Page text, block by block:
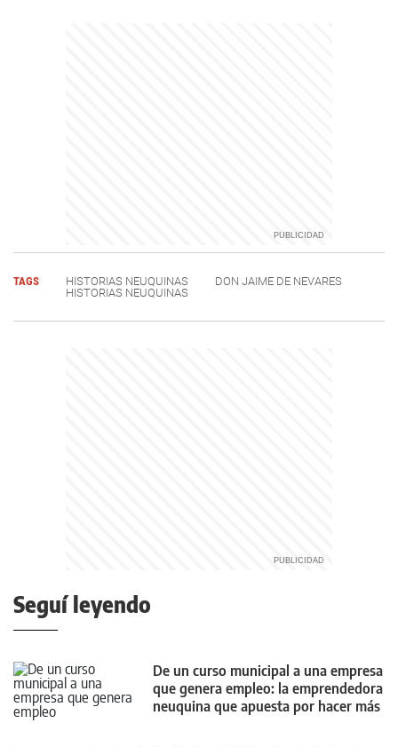
TAGS HISTORIAS NEUQUINAS
DON JAIME DE NEVARES
HISTORIAS NEUQUINAS
Seguí leyendo
De un curso municipal a una empresa
que genera empleo: la emprendedora
neuquina que apuesta por hacer más